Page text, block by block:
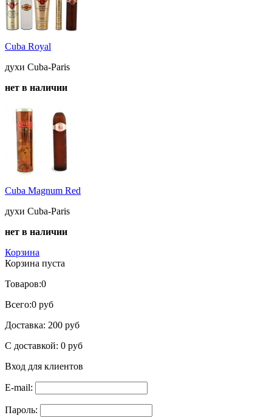
Cuba Royal
духи Cuba-Paris
нет в наличии
Cuba Magnum Red
духи Cuba-Paris
нет в наличии
Корзина
Корзина пуста
Товаров:0
Всего:0 руб
Доставка: 200 руб
С доставкой: 0 руб
Вход для клиентов
E-mail:
Пароль: